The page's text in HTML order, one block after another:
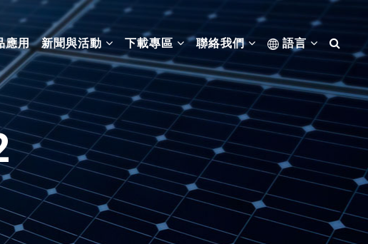
應用 新聞與活動 下載專區 聯絡我們 語言